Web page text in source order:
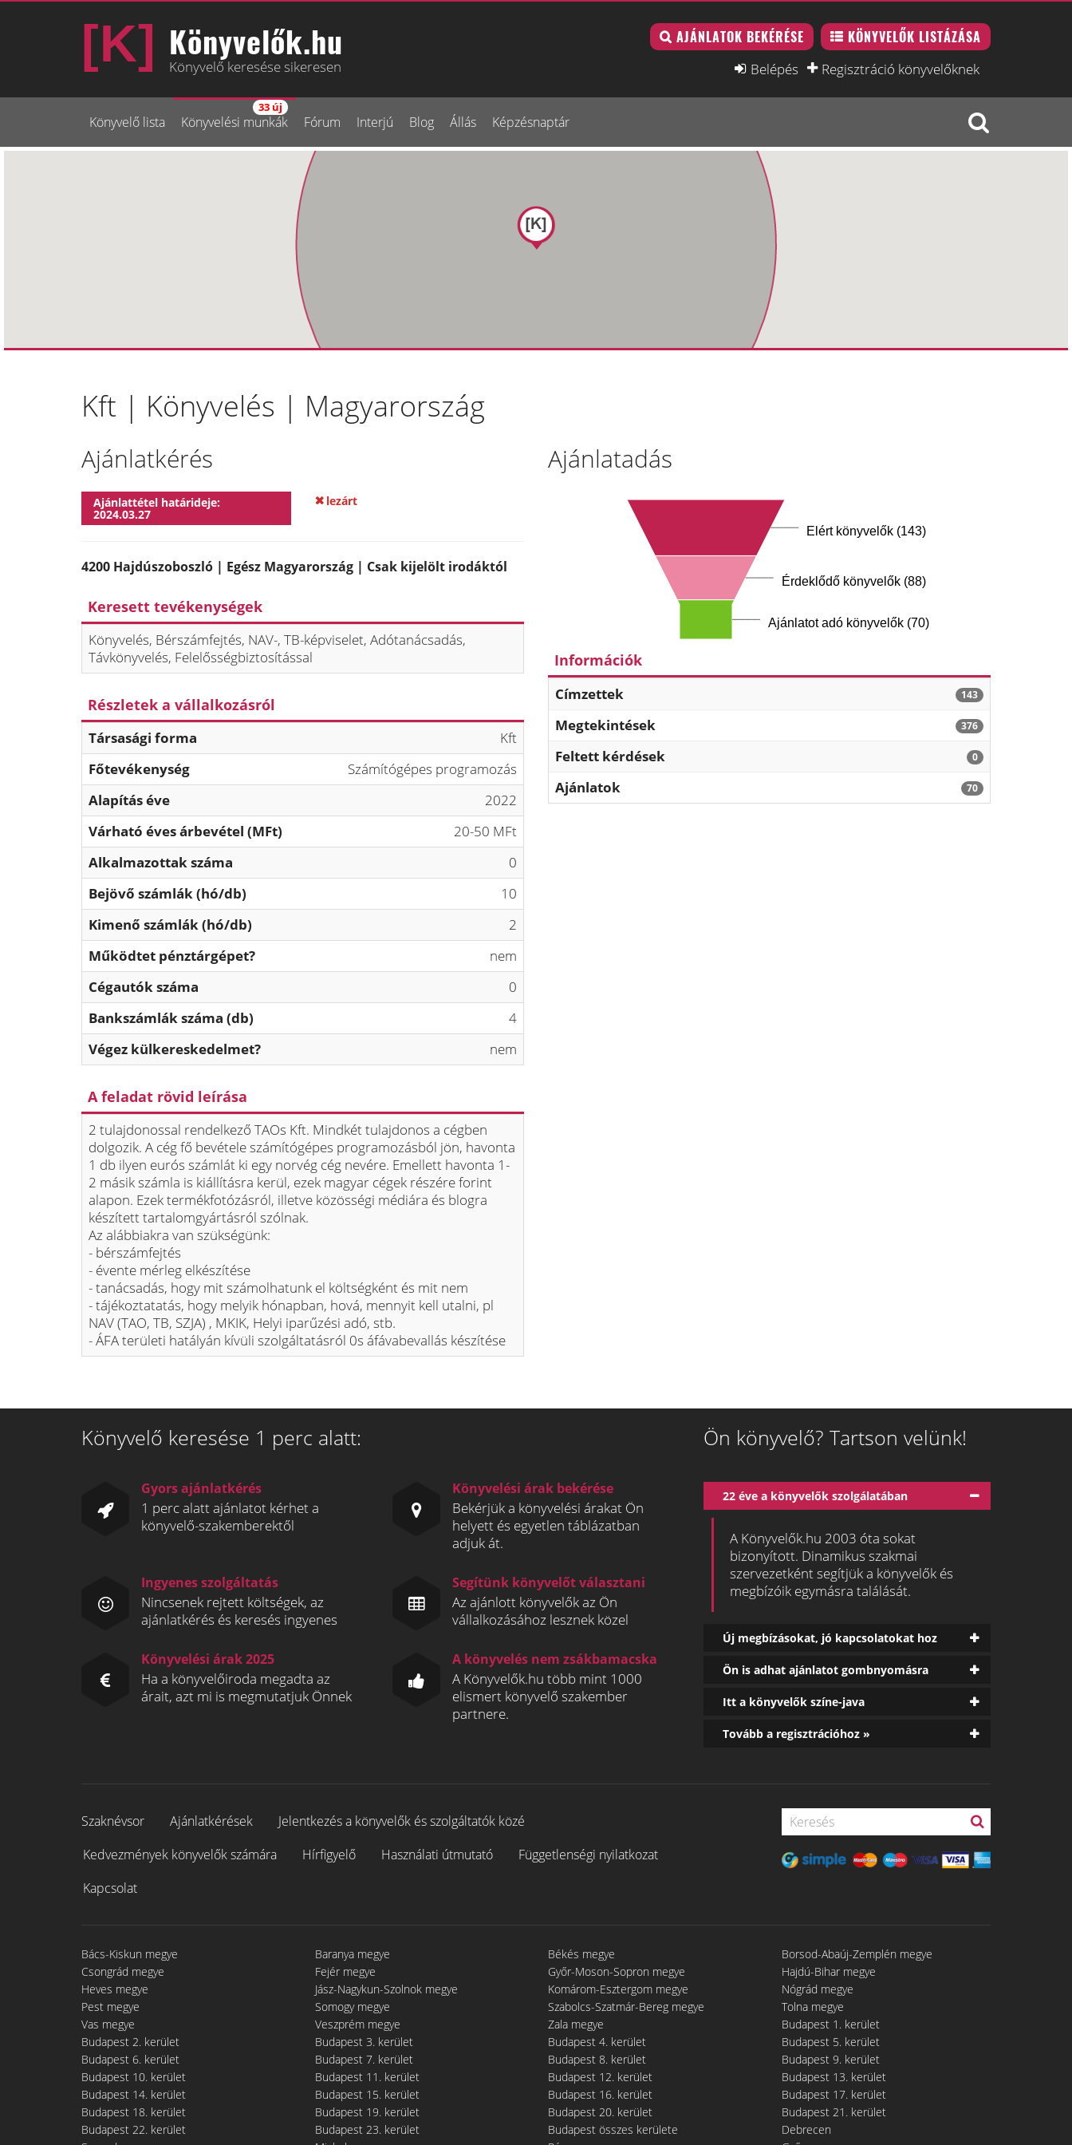
Könyvelők.hu
Könyvelő keresése sikeresen
AJÁNLATOK BEKÉRÉSE KÖNYVELŐK LISTÁZÁSA
Belépés Regisztráció könyvelőknek
Könyvelő lista Könyvelési munkák
33 új
Fórum Interjú Blog Állás Képzésnaptár
Kft | Könyvelés | Magyarország
Ajánlatkérés
Ajánlattétel határideje:
2024.03.27
lezárt
4200 Hajdúszoboszló | Egész Magyarország | Csak kijelölt irodáktól
Keresett tevékenységek
Könyvelés, Bérszámfejtés, NAV-, TB-képviselet, Adótanácsadás,
Távkönyvelés, Felelősségbiztosítással
Részletek a vállalkozásról
Társasági forma
Kft
Főtevékenység
Számítógépes programozás
Alapítás éve
2022
Várható éves árbevétel (MFt)
20-50 MFt
Alkalmazottak száma
0
Bejövő számlák (hó/db)
10
Kimenő számlák (hó/db)
2
Működtet pénztárgépet?
nem
Cégautók száma
0
Bankszámlák száma (db)
4
Végez külkereskedelmet?
nem
A feladat rövid leírása
2 tulajdonossal rendelkező TAOs Kft. Mindkét tulajdonos a cégben
dolgozik. A cég fő bevétele számítógépes programozásból jön, havonta
1 db ilyen eurós számlát ki egy norvég cég nevére. Emellett havonta 1-
2 másik számla is kiállításra kerül, ezek magyar cégek részére forint
alapon. Ezek termékfotózásról, illetve közösségi médiára és blogra
készített tartalomgyártásról szólnak.
Az alábbiakra van szükségünk:
- bérszámfejtés
- évente mérleg elkészítése
- tanácsadás, hogy mit számolhatunk el költségként és mit nem
- tájékoztatatás, hogy melyik hónapban, hová, mennyit kell utalni, pl
NAV (TAO, TB, SZJA) , MKIK, Helyi iparűzési adó, stb.
- ÁFA területi hatályán kívüli szolgáltatásról 0s áfávabevallás készítése
Ajánlatadás
Elért könyvelők (143)
Érdeklődő könyvelők (88)
Ajánlatot adó könyvelők (70)
Információk
Címzettek 143
Megtekintések 376
Feltett kérdések 0
Ajánlatok 70
Könyvelő keresése 1 perc alatt:
Gyors ajánlatkérés
1 perc alatt ajánlatot kérhet a
könyvelő-szakemberektől
Könyvelési árak bekérése
Bekérjük a könyvelési árakat Ön
helyett és egyetlen táblázatban
adjuk át.
Ingyenes szolgáltatás
Nincsenek rejtett költségek, az
ajánlatkérés és keresés ingyenes
Segítünk könyvelőt választani
Az ajánlott könyvelők az Ön
vállalkozásához lesznek közel
Könyvelési árak 2025
Ha a könyvelőiroda megadta az
árait, azt mi is megmutatjuk Önnek
A könyvelés nem zsákbamacska
A Könyvelők.hu több mint 1000
elismert könyvelő szakember
partnere.
Ön könyvelő? Tartson velünk!
22 éve a könyvelők szolgálatában
A Könyvelők.hu 2003 óta sokat
bizonyított. Dinamikus szakmai
szervezetként segítjük a könyvelők és
megbízóik egymásra találását.
Új megbízásokat, jó kapcsolatokat hoz
Ön is adhat ajánlatot gombnyomásra
Itt a könyvelők színe-java
Tovább a regisztrációhoz »
Szaknévsor Ajánlatkérések
Jelentkezés a könyvelők és szolgáltatók közé
Kedvezmények könyvelők számára
Hírfigyelő Használati útmutató
Függetlenségi nyilatkozat
Kapcsolat
Bács-Kiskun megye Baranya megye Békés megye
Borsod-Abaúj-Zemplén megye
Csongrád megye
Fejér megye Győr-Moson-Sopron megye
Hajdú-Bihar megye
Heves megye
Jász-Nagykun-Szolnok megye Komárom-Esztergom megye
Nógrád megye
Pest megye
Somogy megye Szabolcs-Szatmár-Bereg megye
Tolna megye
Vas megye
Veszprém megye Zala megye
Budapest 1. kerület
Budapest 2. kerület
Budapest 3. kerület Budapest 4. kerület
Budapest 5. kerület
Budapest 6. kerület
Budapest 7. kerület Budapest 8. kerület
Budapest 9. kerület
Budapest 10. kerület
Budapest 11. kerület Budapest 12. kerület
Budapest 13. kerület
Budapest 14. kerület
Budapest 15. kerület Budapest 16. kerület
Budapest 17. kerület
Budapest 18. kerület
Budapest 19. kerület Budapest 20. kerület
Budapest 21. kerület
Budapest 22. kerület
Budapest 23. kerület Budapest összes kerülete
Debrecen